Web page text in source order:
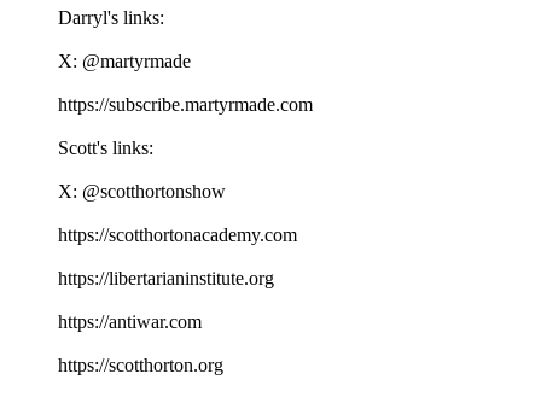
Darryl's links:
X: ⁠⁠⁠⁠⁠⁠⁠⁠⁠⁠⁠⁠⁠⁠⁠⁠⁠⁠⁠⁠⁠⁠⁠⁠⁠⁠⁠⁠⁠⁠⁠⁠⁠⁠⁠@martyrmade⁠⁠⁠⁠⁠⁠⁠⁠⁠⁠⁠⁠⁠⁠⁠⁠⁠⁠⁠⁠⁠⁠⁠⁠⁠⁠⁠⁠⁠⁠⁠⁠⁠⁠⁠
⁠⁠⁠⁠⁠⁠⁠⁠⁠⁠⁠⁠⁠⁠⁠⁠⁠⁠⁠⁠⁠⁠⁠⁠⁠⁠⁠⁠⁠⁠⁠⁠⁠⁠⁠https://subscribe.martyrmade.com⁠⁠⁠⁠⁠⁠⁠⁠⁠⁠⁠⁠⁠⁠⁠⁠⁠⁠⁠⁠⁠⁠⁠⁠⁠⁠⁠⁠⁠⁠⁠⁠⁠⁠⁠
Scott's links:
X: ⁠⁠⁠⁠⁠⁠⁠⁠⁠⁠⁠⁠⁠⁠⁠⁠⁠⁠⁠⁠⁠⁠⁠⁠⁠⁠⁠⁠⁠⁠⁠⁠⁠⁠⁠@scotthortonshow⁠⁠⁠⁠⁠⁠⁠⁠⁠⁠⁠⁠⁠⁠⁠⁠⁠⁠⁠⁠⁠⁠⁠⁠⁠⁠⁠⁠⁠⁠⁠⁠⁠⁠⁠
⁠⁠⁠⁠⁠⁠⁠⁠⁠⁠⁠⁠⁠⁠⁠⁠⁠⁠⁠⁠⁠⁠⁠⁠⁠⁠⁠⁠⁠⁠⁠⁠⁠⁠⁠https://scotthortonacademy.com⁠⁠⁠⁠⁠⁠⁠⁠⁠⁠⁠⁠⁠⁠⁠⁠⁠⁠⁠⁠⁠⁠⁠⁠⁠⁠⁠⁠⁠⁠⁠⁠⁠⁠⁠
⁠⁠⁠⁠⁠⁠⁠⁠⁠⁠⁠⁠⁠⁠⁠⁠⁠⁠⁠⁠⁠⁠⁠⁠⁠⁠⁠⁠⁠⁠⁠⁠⁠⁠⁠https://libertarianinstitute.org⁠⁠⁠⁠⁠⁠⁠⁠⁠⁠⁠⁠⁠⁠⁠⁠⁠⁠⁠⁠⁠⁠⁠⁠⁠⁠⁠⁠⁠⁠⁠⁠⁠⁠⁠
⁠⁠⁠⁠⁠⁠⁠⁠⁠⁠⁠⁠⁠⁠⁠⁠⁠⁠⁠⁠⁠⁠⁠⁠⁠⁠⁠⁠⁠⁠⁠⁠⁠⁠⁠https://antiwar.com⁠⁠⁠⁠⁠⁠⁠⁠⁠⁠⁠⁠⁠⁠⁠⁠⁠⁠⁠⁠⁠⁠⁠⁠⁠⁠⁠⁠⁠⁠⁠⁠⁠⁠⁠
⁠⁠⁠⁠⁠⁠⁠⁠⁠⁠⁠⁠⁠⁠⁠⁠⁠⁠⁠⁠⁠⁠⁠⁠⁠⁠⁠⁠⁠⁠⁠⁠⁠⁠⁠https://scotthorton.org⁠⁠⁠⁠⁠⁠⁠⁠⁠⁠⁠⁠⁠⁠⁠⁠⁠⁠⁠⁠⁠⁠⁠⁠⁠⁠⁠⁠⁠⁠⁠⁠⁠⁠⁠